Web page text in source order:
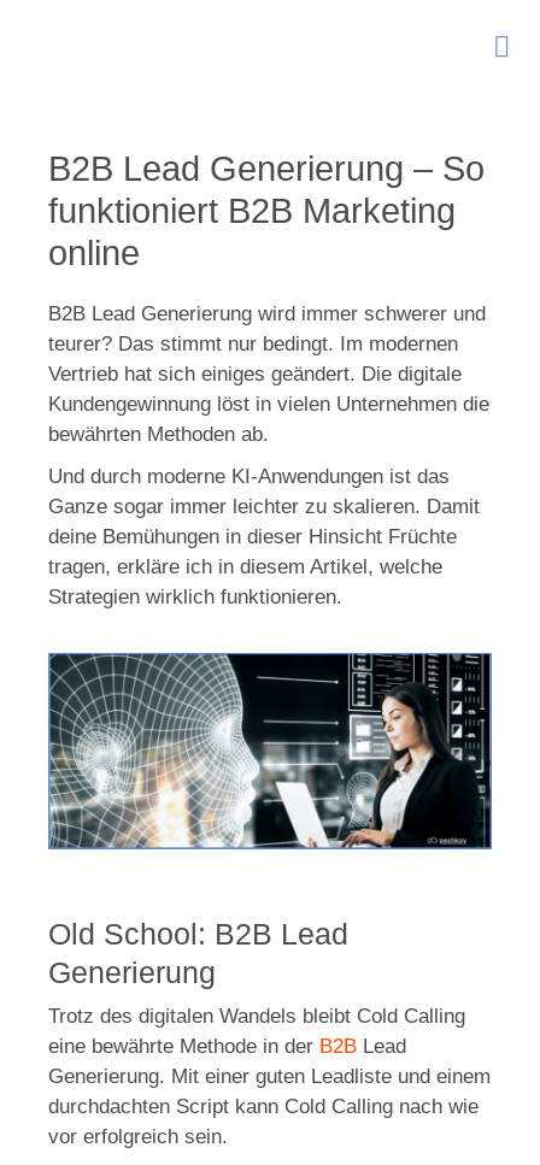
B2B Lead Generierung – So
funktioniert B2B Marketing
online
B2B Lead Generierung wird immer schwerer und
teurer? Das stimmt nur bedingt. Im modernen
Vertrieb hat sich einiges geändert. Die digitale
Kundengewinnung löst in vielen Unternehmen die
bewährten Methoden ab.
Und durch moderne KI-Anwendungen ist das
Ganze sogar immer leichter zu skalieren. Damit
deine Bemühungen in dieser Hinsicht Früchte
tragen, erkläre ich in diesem Artikel, welche
Strategien wirklich funktionieren.
Old School: B2B Lead
Generierung
Trotz des digitalen Wandels bleibt Cold Calling
eine bewährte Methode in der B2B Lead
Generierung. Mit einer guten Leadliste und einem
durchdachten Script kann Cold Calling nach wie
vor erfolgreich sein.